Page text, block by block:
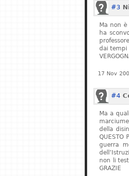
#3
Ma non
ha
dai tempi
17 Nov
#4
Ma a
della
QUESTO
guerra
non li
GRAZIE